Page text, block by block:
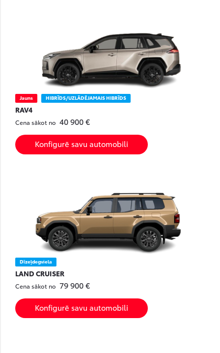
Jauns HIBRĪDS/UZLĀDĒJAMAIS HIBRĪDS
RAV4
Cena sākot no 40 900 €
Konfigurē savu automobili
Dīzeļdegviela
LAND CRUISER
Cena sākot no 79 900 €
Konfigurē savu automobili